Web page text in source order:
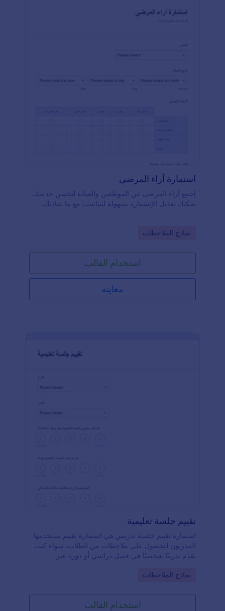
باستخدام الإشعارات والتذكيرات عبر البريد الإلكتروني، بل
استمارة آراء المرضى
إجمع آراء المرضى عن الموظفين والعيادة لتحسن خدمتك.
يمكنك تعديل الإستمارة بسهولة لتتناسب مع ما عيادتك.
Go to Category:
نماذج الملاحظات
استخدام القالب
معاينة
تقييم جلسة تعليمية
استمارة تقييم جلسة تدريس هي استمارة تقييم يستخدمها
المدربون للحصول على ملاحظات من الطلاب. سواء كنت
تقدم تدريبًا شخصيًا في فصل دراسي أو دورة عبر
بالمعلومات التي تحتاجها لتحسين جلسات التدريب الخاصة
للتخصيص لمساعدتك في البدء! للاستفادة من الميزات
المتاحة في بناء النموذج، ستحتاج إلى الترقية إلى خطة
Go to Category:
نماذج الملاحظات
استخدام القالب